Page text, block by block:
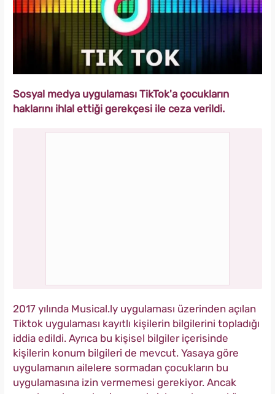
Sosyal medya uygulaması TikTok'a çocukların
haklarını ihlal ettiği gerekçesi ile ceza verildi.
2017 yılında Musical.ly uygulaması üzerinden açılan
Tiktok uygulaması kayıtlı kişilerin bilgilerini topladığı
iddia edildi. Ayrıca bu kişisel bilgiler içerisinde
kişilerin konum bilgileri de mevcut. Yasaya göre
uygulamanın ailelere sormadan çocukların bu
uygulamasına izin vermemesi gerekiyor. Ancak